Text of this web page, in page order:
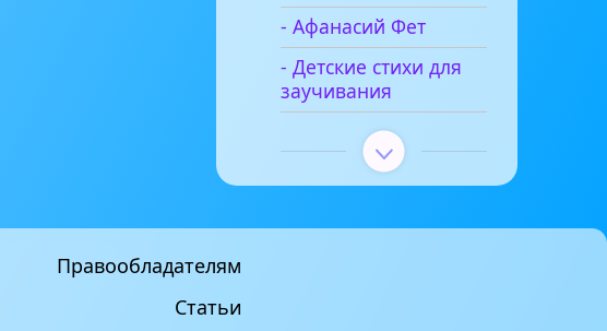
- Афанасий Фет
- Детские стихи для
заучивания
Правообладателям
Статьи